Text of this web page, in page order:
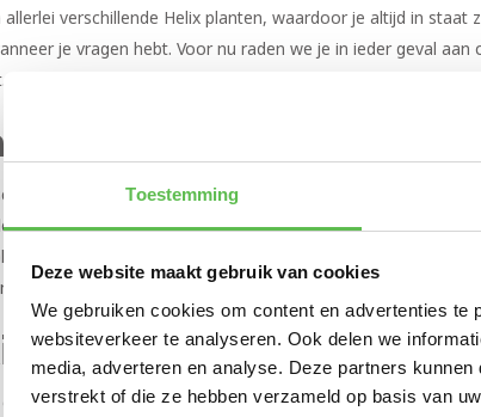
Toestemming
Deze website maakt gebruik van cookies
We gebruiken cookies om content en advertenties
websiteverkeer te analyseren. Ook delen we
media, adverteren en analyse. Deze partners
verstrekt of die ze hebben verzameld op basis van
verschillende Helix planten, waardoor je altijd in
je vragen hebt. Voor nu raden we je in ieder geval
een Hedera Helix zich van andere soorten en wat zijn
Hedera plant. Een belangrijke factor waar je dan
van deze plant. Wel zal een Hedera Helix kopen
scheiden.
voor een
veel inwoners per vierkante meter. In de praktijk